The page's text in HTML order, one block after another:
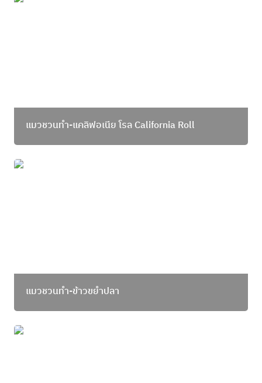
แมวชวนทำ-แคลิฟอเนีย โรล California Roll
แมวชวนทำ-ข้าวขยำปลา
แมวชวนทำ-ข้าวขยำปลา
แมวชวนทำ-(ข้าว)ปั้นปลา